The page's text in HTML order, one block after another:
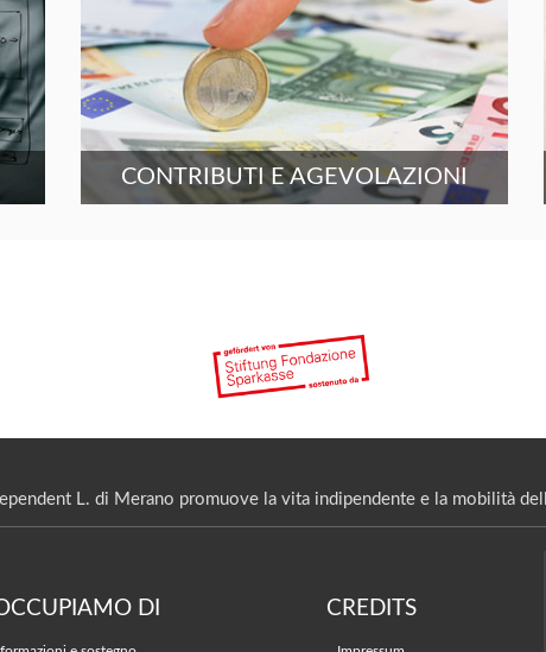
CONTRIBUTI E AGEVOLAZIONI
L. di Merano promuove la vita indipendente e la mobilità
DI CREDITS